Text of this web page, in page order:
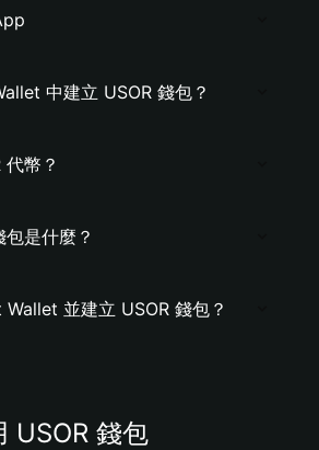
中建立 USOR 錢包？
幣？
是什麼？
並建立 USOR 錢包？
USOR 錢包